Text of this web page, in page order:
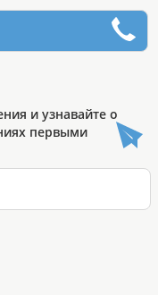
и узнавайте о
первыми